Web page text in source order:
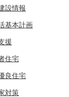
設情報
基本計画
援
住宅
良住宅
対策